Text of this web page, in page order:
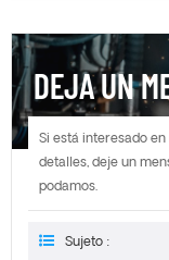
DEJA UN
Si está interesado
detalles, deje un
podamos.
Sujeto :